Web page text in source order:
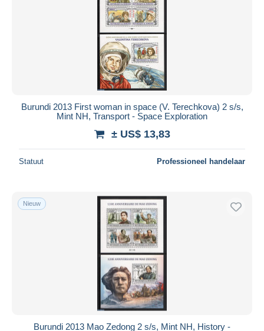
Burundi 2013 First woman in space (V. Terechkova) 2 s/s,
Mint NH, Transport - Space Exploration
± US$ 13,83
Statuut Professioneel handelaar
Nieuw
Burundi 2013 Mao Zedong 2 s/s, Mint NH, History -